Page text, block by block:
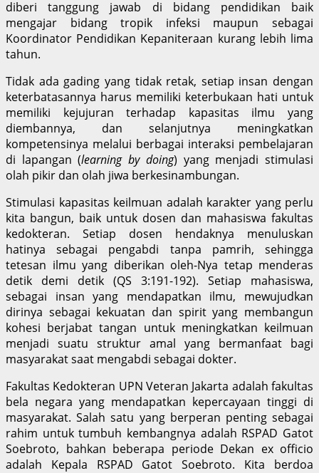
diberi tanggung jawab di bidang pendidikan baik
mengajar bidang tropik infeksi maupun sebagai
Koordinator Pendidikan Kepaniteraan kurang lebih lima
tahun.
Tidak ada gading yang tidak retak, setiap insan dengan
keterbatasannya harus memiliki keterbukaan hati untuk
memiliki kejujuran terhadap kapasitas ilmu yang
diembannya, dan selanjutnya meningkatkan
kompetensinya melalui berbagai interaksi pembelajaran
di lapangan (learning by doing) yang menjadi stimulasi
olah pikir dan olah jiwa berkesinambungan.
Stimulasi kapasitas keilmuan adalah karakter yang perlu
kita bangun, baik untuk dosen dan mahasiswa fakultas
kedokteran. Setiap dosen hendaknya menuluskan
hatinya sebagai pengabdi tanpa pamrih, sehingga
tetesan ilmu yang diberikan oleh-Nya tetap menderas
detik demi detik (QS 3:191-192). Setiap mahasiswa,
sebagai insan yang mendapatkan ilmu, mewujudkan
dirinya sebagai kekuatan dan spirit yang membangun
kohesi berjabat tangan untuk meningkatkan keilmuan
menjadi suatu struktur amal yang bermanfaat bagi
masyarakat saat mengabdi sebagai dokter.
Fakultas Kedokteran UPN Veteran Jakarta adalah fakultas
bela negara yang mendapatkan kepercayaan tinggi di
masyarakat. Salah satu yang berperan penting sebagai
rahim untuk tumbuh kembangnya adalah RSPAD Gatot
Soebroto, bahkan beberapa periode Dekan ex officio
adalah Kepala RSPAD Gatot Soebroto. Kita berdoa